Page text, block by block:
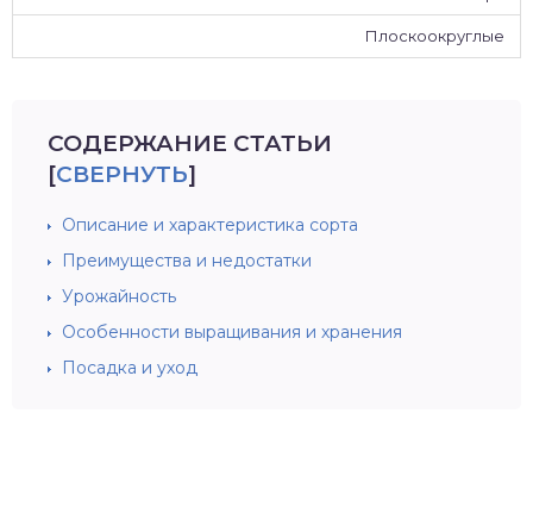
Плоскоокруглые
СОДЕРЖАНИЕ СТАТЬИ
[СВЕРНУТЬ]
Описание и характеристика сорта
Преимущества и недостатки
Урожайность
Особенности выращивания и хранения
Посадка и уход